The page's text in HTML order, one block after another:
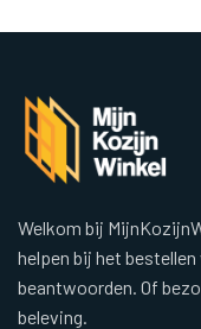
Welkom bij
helpen bij het
beantwoorden. Of
beleving.